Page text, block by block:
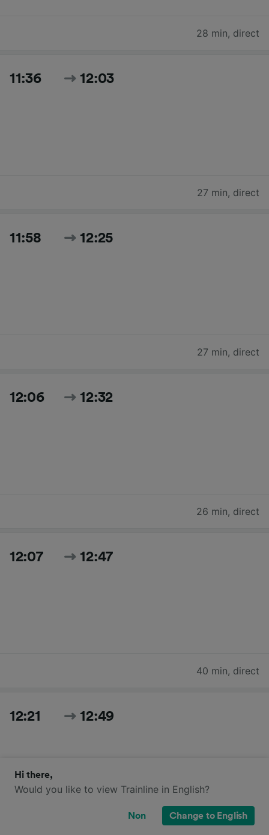
28 min, direct
11:36 12:03
27 min, direct
11:58 12:25
27 min, direct
12:06 12:32
26 min, direct
12:07 12:47
40 min, direct
12:21 12:49
Hi there,
Would you like to view Trainline in English?
Non Change to English